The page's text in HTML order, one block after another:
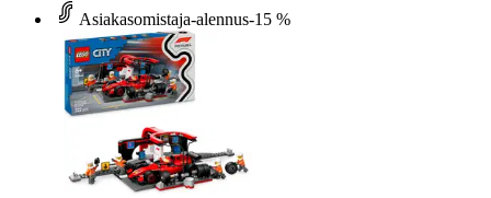
Asiakasomistaja-alennus-15 %